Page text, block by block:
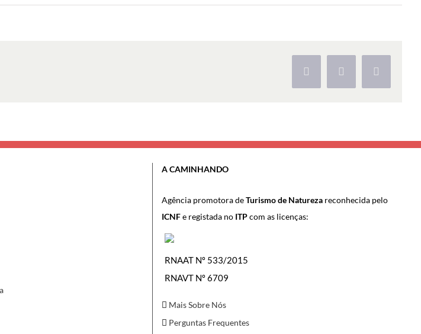
Facebook
X Pinterest
A CAMINHANDO
Agência promotora deTurismo de Natureza reconhecida pelo
ICNFe registada no ITPcom as licenças:
RNAAT Nº 533/2015
RNAVT Nº 6709
Mais Sobre Nós
Perguntas Frequentes